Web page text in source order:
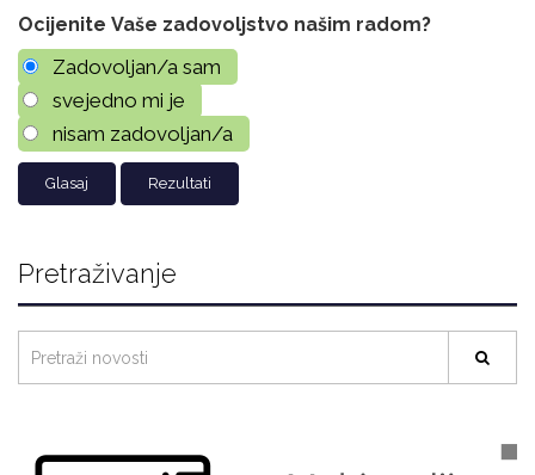
Ocijenite Vaše zadovoljstvo našim radom?
Zadovoljan/a sam
svejedno mi je
nisam zadovoljan/a
Rezultati
Pretraživanje